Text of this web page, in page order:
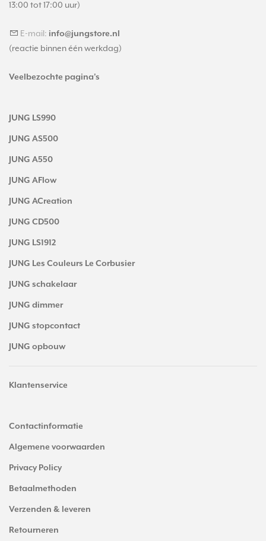
13:00 tot 17:00 uur)
E-mail: info@jungstore.nl
(reactie binnen één werkdag)
Veelbezochte pagina's
JUNG LS990
JUNG AS500
JUNG A550
JUNG AFlow
JUNG ACreation
JUNG CD500
JUNG LS1912
JUNG Les Couleurs Le Corbusier
JUNG schakelaar
JUNG dimmer
JUNG stopcontact
JUNG opbouw
Klantenservice
Contactinformatie
Algemene voorwaarden
Privacy Policy
Betaalmethoden
Verzenden & leveren
Retourneren